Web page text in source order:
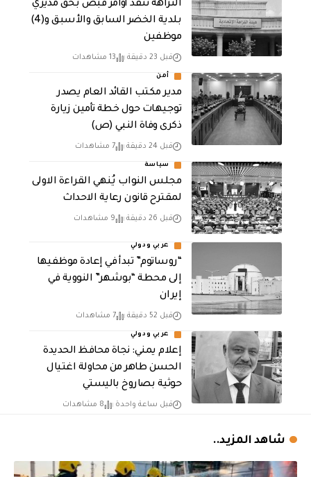
النزاهة تنفذ أوامر قبض بحق مديري
بلدية الخضر السابق والأسبق و(4)
موظفين
قبل 23 دقيقة 13 مشاهدات
أمن
مدير مكتب القائد العام يصدر
توجيهات حول خطة تأمين زيارة
ذكرى وفاة النبي (ص)
قبل 24 دقيقة 7 مشاهدات
سياسة
مجلس النواب يُنهي القراءة الاولى
لمقترح قانون رعاية الاحداث
قبل 26 دقيقة 9 مشاهدات
عربي ودولي
“روساتوم” تبدأ في إعادة موظفيها
إلى محطة “بوشهر” النووية في
إيران
قبل 52 دقيقة 7 مشاهدات
عربي ودولي
إعلام يمني: نجاة محافظ الحديدة
الحسن طاهر من محاولة اغتيال
حوثية بصاروخ باليستي
قبل ساعة واحدة 8 مشاهدات
شاهد المزيد..